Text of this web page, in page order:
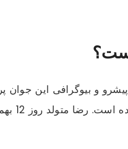
و بیوگرافی این